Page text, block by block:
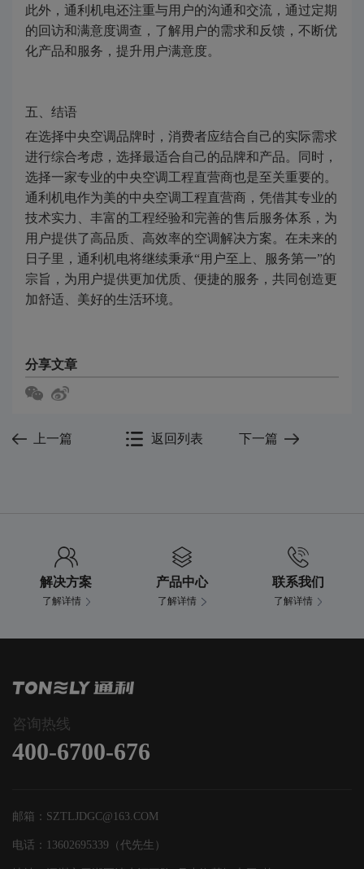
此外，通利机电还注重与用户的沟通和交流，通过定期
的回访和满意度调查，了解用户的需求和反馈，不断优
化产品和服务，提升用户满意度。
五、结语
在选择中央空调品牌时，消费者应结合自己的实际需求
进行综合考虑，选择最适合自己的品牌和产品。同时，
选择一家专业的中央空调工程直营商也是至关重要的。
通利机电作为美的中央空调工程直营商，凭借其专业的
技术实力、丰富的工程经验和完善的售后服务体系，为
用户提供了高品质、高效率的空调解决方案。在未来的
日子里，通利机电将继续秉承“用户至上、服务第一”的
宗旨，为用户提供更加优质、便捷的服务，共同创造更
加舒适、美好的生活环境。
分享文章
上一篇 返回列表 下一篇
解决方案
了解详情
产品中心
了解详情
联系我们
了解详情
咨询热线
400-6700-676
邮箱：SZTLJDGC@163.COM
电话：13602695339（代先生）